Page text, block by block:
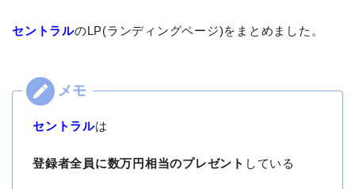
セントラルのLP(ランディングページ)をまとめました。
セントラルは
登録者全員に数万円相当のプレゼント している